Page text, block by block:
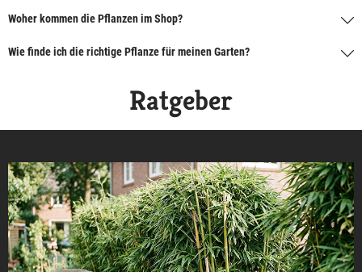
Woher kommen die Pflanzen im Shop?
Wie finde ich die richtige Pflanze für meinen Garten?
Ratgeber